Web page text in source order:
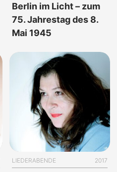
Berlin im Licht – zum
75. Jahrestag des 8.
Mai 1945
LIEDERABENDE 2017